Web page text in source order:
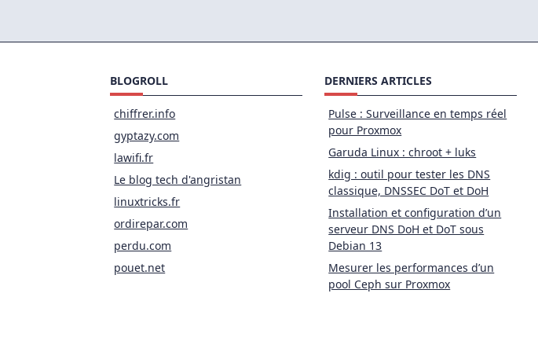
La
BLOGROLL
chiffrer.info
gyptazy.com
lawifi.fr
Le blog tech d'angristan
linuxtricks.fr
ordirepar.com
perdu.com
pouet.net
DERNIERS ARTICLES
Pulse : Surveillance en temps réel
pour Proxmox
Garuda Linux : chroot + luks
kdig : outil pour tester les DNS
classique, DNSSEC DoT et DoH
Installation et configuration d’un
serveur DNS DoH et DoT sous
Debian 13
Mesurer les performances d’un
pool Ceph sur Proxmox